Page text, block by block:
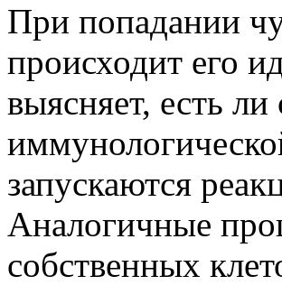
При попадании
происходит его
выясняет, есть
запускаются
Аналогичные
собственных